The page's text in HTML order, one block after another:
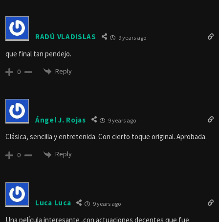
RADÚ VLADISLAS 9 years ago
que final tan pendejo.
0 Reply
Ángel J. Rojas 9 years ago
Clásica, sencilla y entretenida. Con cierto toque original. Aprobada.
0 Reply
Luca Luca 9 years ago
Una película interesante ,con actuaciones decentes que fue